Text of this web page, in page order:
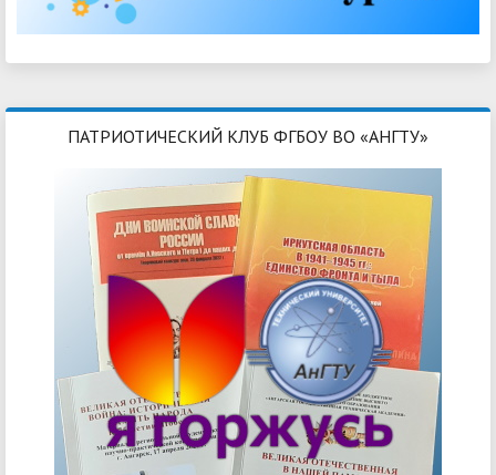
ПАТРИОТИЧЕСКИЙ КЛУБ ФГБОУ ВО «АНГТУ»